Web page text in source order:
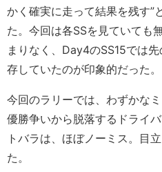
かく確実に走って結果を残す”
た。今回は各SSを見ていても
まりなく、Day4のSS15では
存していたのが印象的だった。
今回のラリーでは、わずかな
優勝争いから脱落するドライ
トバラは、ほぼノーミス。目
た。